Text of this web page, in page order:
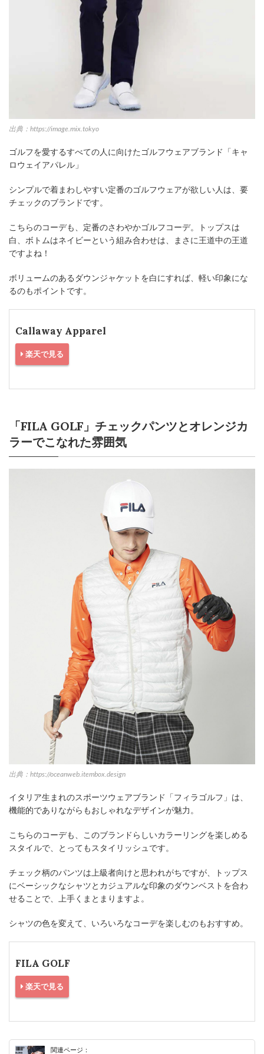
出典：https://image.mix.tokyo
ゴルフを愛するすべての人に向けたゴルフウェアブランド「キャ
ロウェイアパレル」
シンプルで着まわしやすい定番のゴルフウェアが欲しい人は、要
チェックのブランドです。
こちらのコーデも、定番のさわやかゴルフコーデ。トップスは
白、ボトムはネイビーという組み合わせは、まさに王道中の王道
ですよね！
ボリュームのあるダウンジャケットを白にすれば、軽い印象にな
るのもポイントです。
Callaway Apparel
楽天で見る
「FILA GOLF」チェックパンツとオレンジカ
ラーでこなれた雰囲気
出典：https://oceanweb.itembox.design
イタリア生まれのスポーツウェアブランド「フィラゴルフ」は、
機能的でありながらもおしゃれなデザインが魅力。
こちらのコーデも、このブランドらしいカラーリングを楽しめる
スタイルで、とってもスタイリッシュです。
チェック柄のパンツは上級者向けと思われがちですが、トップス
にベーシックなシャツとカジュアルな印象のダウンベストを合わ
せることで、上手くまとまりますよ。
シャツの色を変えて、いろいろなコーデを楽しむのもおすすめ。
FILA GOLF
楽天で見る
関連ページ：